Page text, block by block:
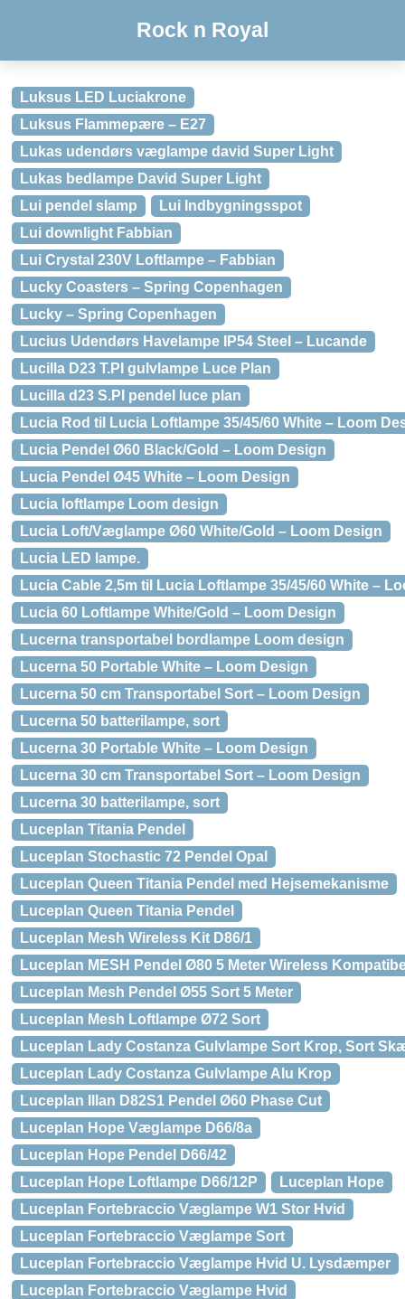
Rock n Royal
Luksus LED Luciakrone
Luksus Flammepære – E27
Lukas udendørs væglampe david Super Light
Lukas bedlampe David Super Light
Lui pendel slamp
Lui Indbygningsspot
Lui downlight Fabbian
Lui Crystal 230V Loftlampe – Fabbian
Lucky Coasters – Spring Copenhagen
Lucky – Spring Copenhagen
Lucius Udendørs Havelampe IP54 Steel – Lucande
Lucilla D23 T.PI gulvlampe Luce Plan
Lucilla d23 S.PI pendel luce plan
Lucia Rod til Lucia Loftlampe 35/45/60 White – Loom
Lucia Pendel Ø60 Black/Gold – Loom Design
Lucia Pendel Ø45 White – Loom Design
Lucia loftlampe Loom design
Lucia Loft/Væglampe Ø60 White/Gold – Loom Design
Lucia LED lampe.
Lucia Cable 2,5m til Lucia Loftlampe 35/45/60 White –
Lucia 60 Loftlampe White/Gold – Loom Design
Lucerna transportabel bordlampe Loom design
Lucerna 50 Portable White – Loom Design
Lucerna 50 cm Transportabel Sort – Loom Design
Lucerna 50 batterilampe, sort
Lucerna 30 Portable White – Loom Design
Lucerna 30 cm Transportabel Sort – Loom Design
Lucerna 30 batterilampe, sort
Luceplan Titania Pendel
Luceplan Stochastic 72 Pendel Opal
Luceplan Queen Titania Pendel med Hejsemekanisme
Luceplan Queen Titania Pendel
Luceplan Mesh Wireless Kit D86/1
Luceplan MESH Pendel Ø80 5 Meter Wireless
Luceplan Mesh Pendel Ø55 Sort 5 Meter
Luceplan Mesh Loftlampe Ø72 Sort
Luceplan Lady Costanza Gulvlampe Sort Krop, Sort
Luceplan Lady Costanza Gulvlampe Alu Krop
Luceplan Illan D82S1 Pendel Ø60 Phase Cut
Luceplan Hope Væglampe D66/8a
Luceplan Hope Pendel D66/42
Luceplan Hope Loftlampe D66/12P
Luceplan Hope
Luceplan Fortebraccio Væglampe W1 Stor Hvid
Luceplan Fortebraccio Væglampe Sort
Luceplan Fortebraccio Væglampe Hvid U. Lysdæmper
Luceplan Fortebraccio Væglampe Hvid